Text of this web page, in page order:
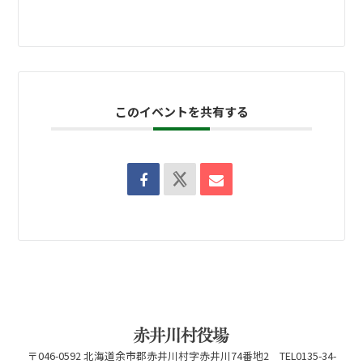
このイベントを共有する
〒046-0592 北海道余市郡赤井川村字赤井川74番地2 TEL0135-34-